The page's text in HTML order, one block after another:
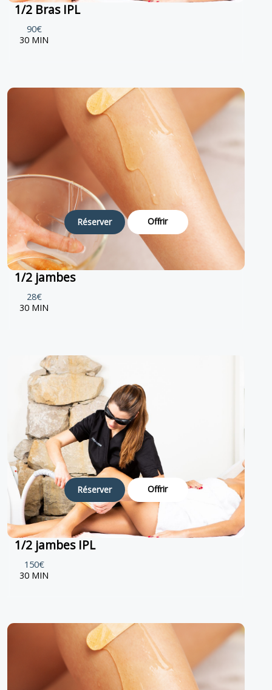
1/2 Bras IPL
90€
30 MIN
Réserver Offrir
1/2 jambes
28€
30 MIN
Réserver Offrir
1/2 jambes IPL
150€
30 MIN